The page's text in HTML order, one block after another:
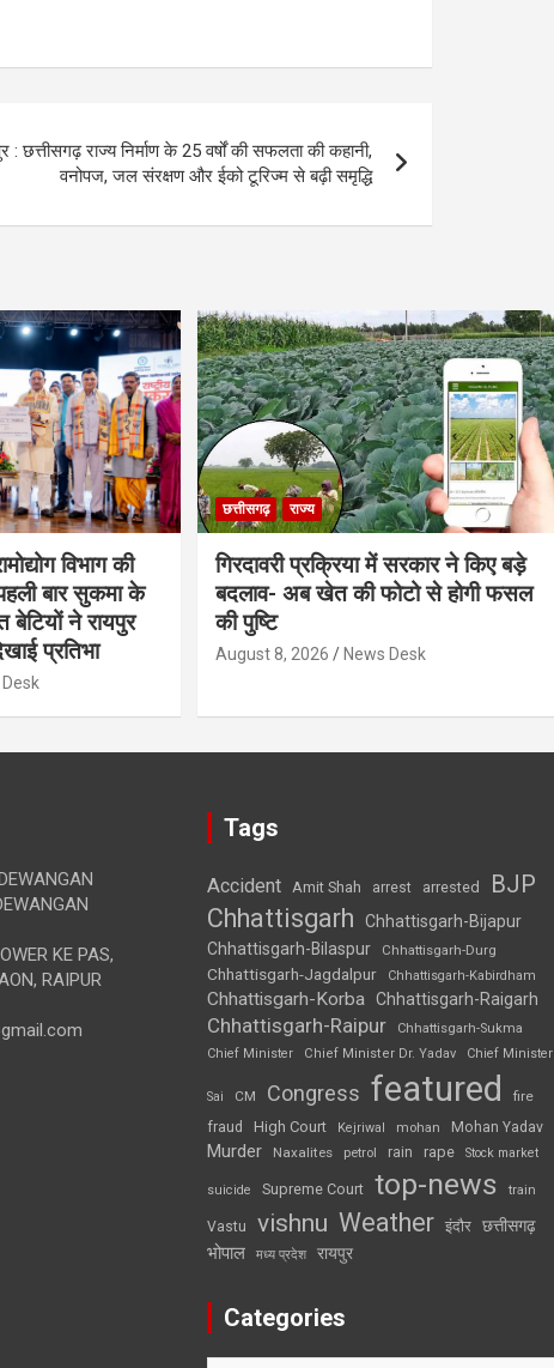
: छत्तीसगढ़ राज्य निर्माण के 25 वर्षों की सफलता की कहानी,
वनोपज, जल संरक्षण और ईको टूरिज्म से बढ़ी समृद्धि
विभाग की
बार सुकमा के
बेटियों ने रायपुर
प्रतिभा
छत्तीसगढ़ राज्य
गिरदावरी प्रक्रिया में सरकार ने किए बड़े
बदलाव- अब खेत की फोटो से होगी फसल
की पुष्टि
August 8, 2026 News Desk
KE PAS,
RAIPUR
Tags
Accident Amit Shah arrest arrested BJP
Chhattisgarh
Chhattisgarh-Bijapur
Chhattisgarh-Bilaspur
Chhattisgarh-Durg
Chhattisgarh-Jagdalpur Chhattisgarh-Kabirdham
Chhattisgarh-Korba Chhattisgarh-Raigarh
Chhattisgarh-Raipur
Chhattisgarh-Sukma
Chief Minister
Chief Minister Dr. Yadav Chief Minister
Sai CM Congress featured
fire
fraud
High Court Kejriwal mohan Mohan Yadav
Murder Naxalites petrol rain rape Stock market
suicide Supreme Court top-news train
Vastu vishnu Weather इंदौर छत्तीसगढ़
भोपाल मध्य प्रदेश रायपुर
Categories